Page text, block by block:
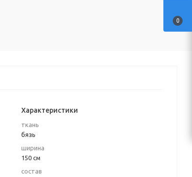
Характеристики
ткань
бязь
ширина
150 см
состав
0